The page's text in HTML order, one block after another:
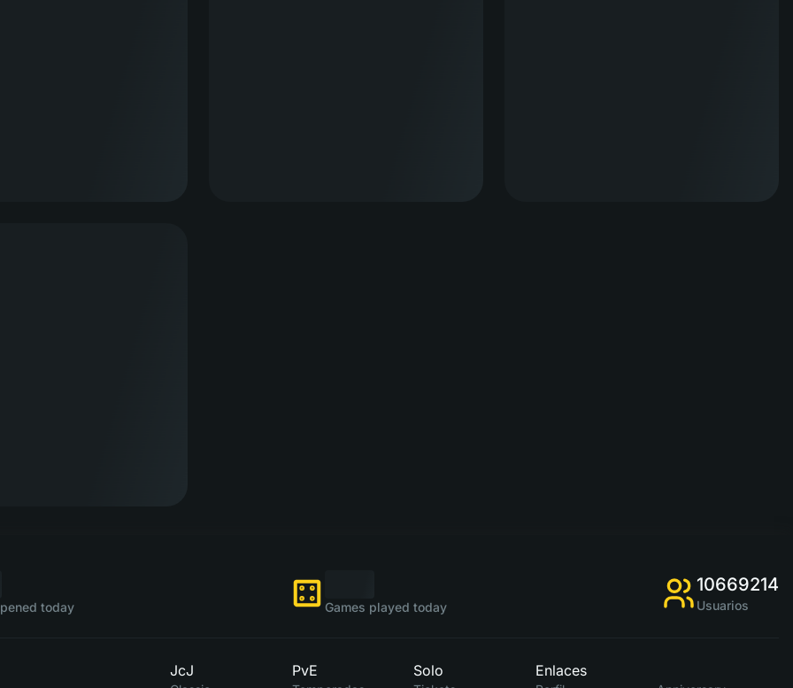
today Games played today
10669214
Usuarios
JcJ PvE Solo Enlaces